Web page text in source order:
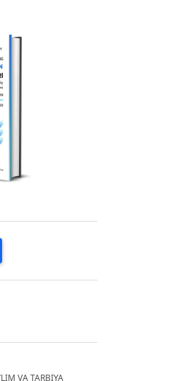
VA TARBIYA